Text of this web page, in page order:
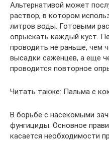
Альтернативой может
раствор, в котором
литров воды. Готовыми
опрыскать каждый куст.
проводить не раньше, чем
высадки саженцев, а еще
проводится повторное
Читать также: Пальма с
В борьбе с насекомыми
фунгициды. Основное
касается необходимости